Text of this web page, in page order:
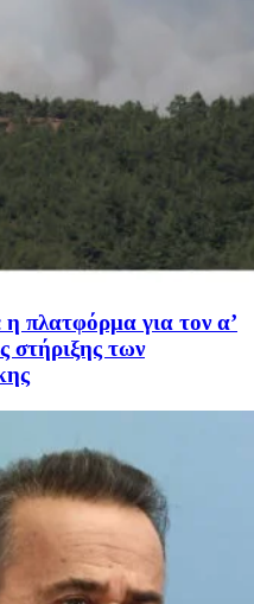
πλατφόρμα για τον α’
στήριξης των